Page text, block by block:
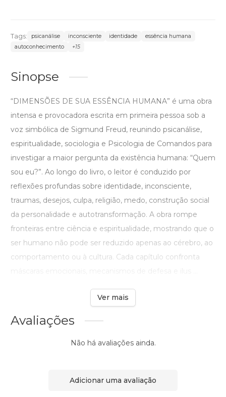
Tags: psicanálise inconsciente identidade
essência humana
autoconhecimento
+15
Sinopse
“DIMENSÕES DE SUA ESSÊNCIA HUMANA” é uma obra
intensa e provocadora escrita em primeira pessoa sob a
voz simbólica de Sigmund Freud, reunindo psicanálise,
espiritualidade, sociologia e Psicologia de Comandos para
investigar a maior pergunta da existência humana: “Quem
sou eu?”. Ao longo do livro, o leitor é conduzido por
reflexões profundas sobre identidade, inconsciente,
traumas, desejos, culpa, religião, medo, construção social
da personalidade e autotransformação. A obra rompe
fronteiras entre ciência e espiritualidade, mostrando que o
ser humano não pode ser reduzido apenas ao cérebro, ao
comportamento ou à cultura. Cada capítulo confronta
Ver mais
Avaliações
Não há avaliações ainda.
Adicionar uma avaliação